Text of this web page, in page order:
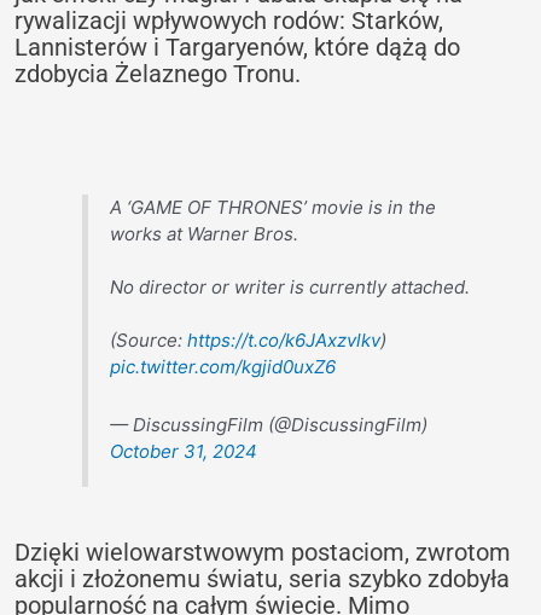
rywalizacji wpływowych rodów: Starków,
Lannisterów i Targaryenów, które dążą do
zdobycia Żelaznego Tronu.
A ‘GAME OF THRONES’ movie is in the
works at Warner Bros.
No director or writer is currently attached.
(Source: https://t.co/k6JAxzvlkv)
pic.twitter.com/kgjid0uxZ6
— DiscussingFilm (@DiscussingFilm)
October 31, 2024
Dzięki wielowarstwowym postaciom, zwrotom
akcji i złożonemu światu, seria szybko zdobyła
popularność na całym świecie. Mimo